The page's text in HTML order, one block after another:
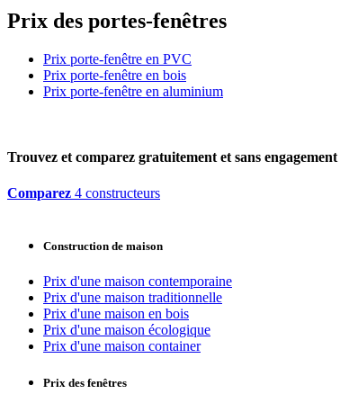
Prix des portes-fenêtres
Prix porte-fenêtre en PVC
Prix porte-fenêtre en bois
Prix porte-fenêtre en aluminium
Trouvez et comparez gratuitement et sans engagement
Comparez 4 constructeurs
Construction de maison
Prix d'une maison contemporaine
Prix d'une maison traditionnelle
Prix d'une maison en bois
Prix d'une maison écologique
Prix d'une maison container
Prix des fenêtres